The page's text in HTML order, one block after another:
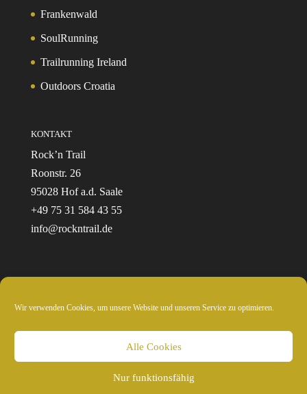
Wir verwenden Cookies, um unsere Website und unseren Service zu optimieren.
Alle Cookies
Nur funktionsfähig
Frankenwald
SoulRunning
Trailrunning Ireland
Outdoors Croatia
KONTAKT
Rock’n Trail
Roonstr. 26
95028 Hof a.d. Saale
+49 75 31 584 43 55
info@rockntrail.de